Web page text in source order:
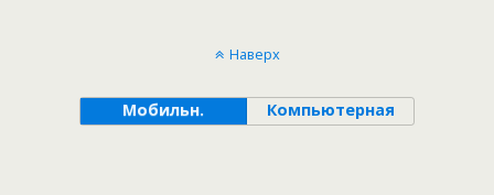
Наверх
Мобильн. Компьютерная